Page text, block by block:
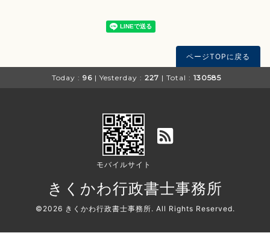
ページTOPに戻る
Today : 96 | Yesterday : 227 | Total : 130585
モバイルサイト
きくかわ行政書士事務所
©2026 きくかわ行政書士事務所. All Rights Reserved.